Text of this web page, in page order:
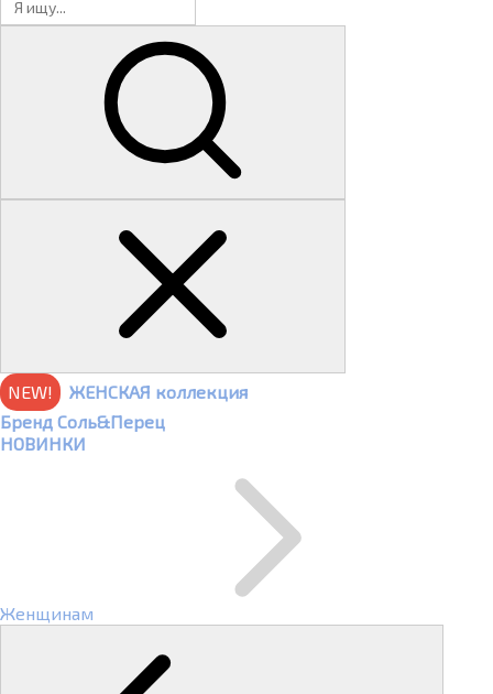
NEW!
ЖЕНСКАЯ коллекция
Бренд Соль&Перец
НОВИНКИ
Женщинам